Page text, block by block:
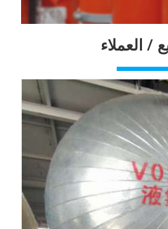
/ العملاء